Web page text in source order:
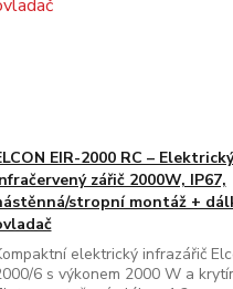
EIR-2000 RC – Elektrický
zářič 2000W, IP67,
stropní montáž +
elektrický infrazářič
6 s výkonem 2000 W a